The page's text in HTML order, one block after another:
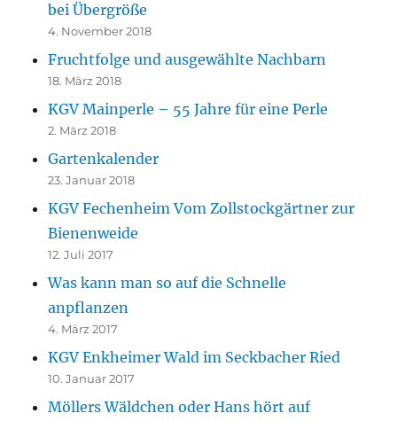
bei Übergröße
4. November 2018
Fruchtfolge und ausgewählte Nachbarn
18. März 2018
KGV Mainperle – 55 Jahre für eine Perle
2. März 2018
Gartenkalender
23. Januar 2018
KGV Fechenheim Vom Zollstockgärtner zur
Bienenweide
12. Juli 2017
Was kann man so auf die Schnelle
anpflanzen
4. März 2017
KGV Enkheimer Wald im Seckbacher Ried
10. Januar 2017
Möllers Wäldchen oder Hans hört auf